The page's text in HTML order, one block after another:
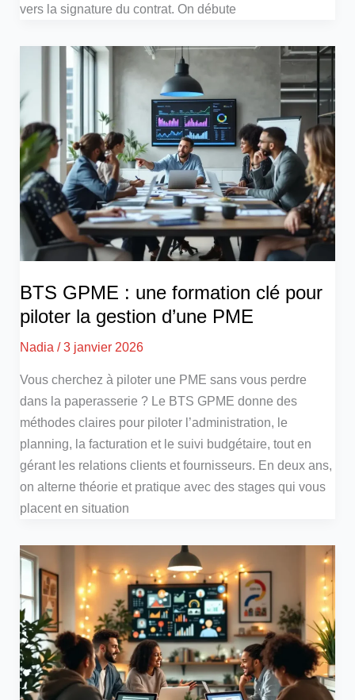
vers la signature du contrat. On débute
BTS GPME : une formation clé pour
piloter la gestion d’une PME
Nadia/3 janvier 2026
Vous cherchez à piloter une PME sans vous perdre
dans la paperasserie ? Le BTS GPME donne des
méthodes claires pour piloter l’administration, le
planning, la facturation et le suivi budgétaire, tout en
gérant les relations clients et fournisseurs. En deux ans,
on alterne théorie et pratique avec des stages qui vous
placent en situation